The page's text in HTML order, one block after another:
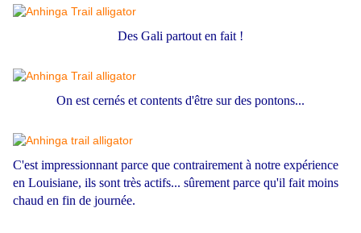
Des Gali partout en fait !
On est cernés et contents d'être sur des pontons...
C'est impressionnant parce que contrairement à notre expérience
en Louisiane, ils sont très actifs... sûrement parce qu'il fait moins
chaud en fin de journée.